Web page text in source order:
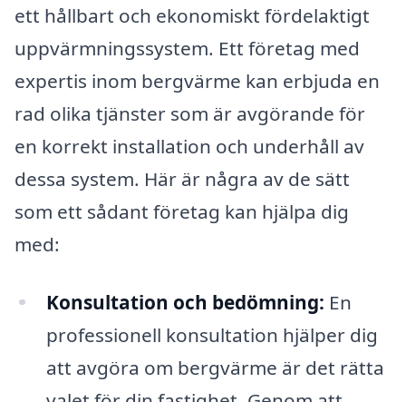
ett hållbart och ekonomiskt fördelaktigt
uppvärmningssystem. Ett företag med
expertis inom bergvärme kan erbjuda en
rad olika tjänster som är avgörande för
en korrekt installation och underhåll av
dessa system. Här är några av de sätt
som ett sådant företag kan hjälpa dig
med:
Konsultation och bedömning: En
professionell konsultation hjälper dig
att avgöra om bergvärme är det rätta